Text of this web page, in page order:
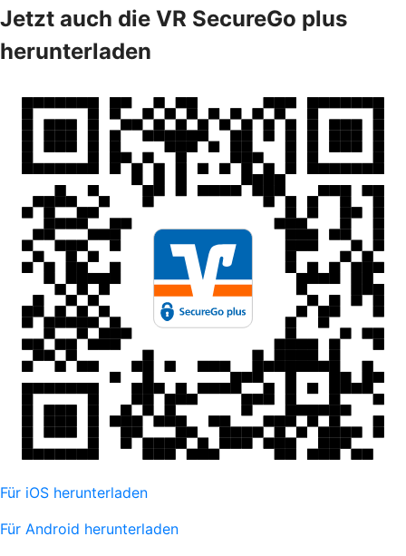
Jetzt auch die VR SecureGo plus
herunterladen
Für iOS herunterladen
Für Android herunterladen